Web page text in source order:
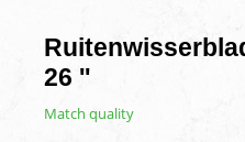
26 ''
Match quality